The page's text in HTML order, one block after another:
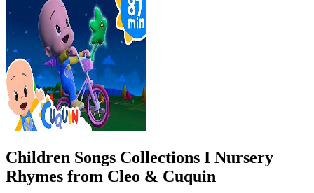
Children Songs Collections I Nursery
Rhymes from Cleo & Cuquin